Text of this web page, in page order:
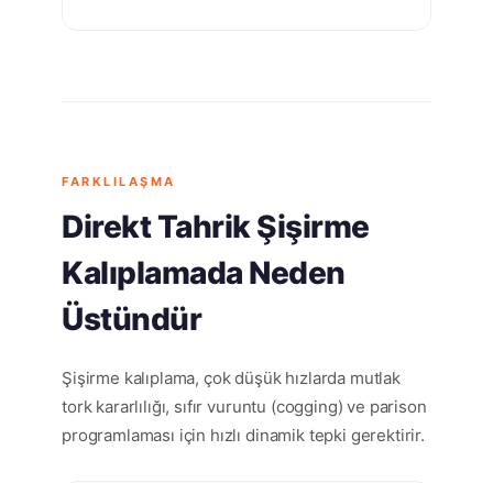
FARKLILAŞMA
Direkt Tahrik Şişirme
Kalıplamada Neden
Üstündür
Şişirme kalıplama, çok düşük hızlarda mutlak
tork kararlılığı, sıfır vuruntu (cogging) ve parison
programlaması için hızlı dinamik tepki gerektirir.